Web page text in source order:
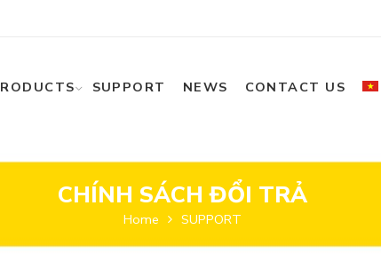
SUPPORT NEWS CONTACT US
CHÍNH SÁCH ĐỔI TRẢ
Home SUPPORT